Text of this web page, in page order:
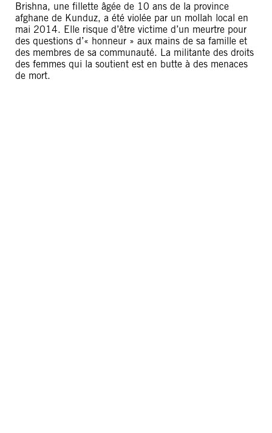
Brishna, une fillette âgée de 10 ans de la province
afghane de Kunduz, a été violée par un mollah local en
mai 2014. Elle risque d’être victime d’un meurtre pour
des questions d’« honneur » aux mains de sa famille et
des membres de sa communauté. La militante des droits
des femmes qui la soutient est en butte à des menaces
de mort.